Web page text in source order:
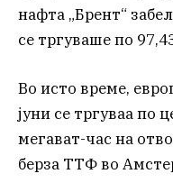
нафта „Брент“
се тргуваше по
Во исто време,
јуни се тргуваа по
мегават-час на
берза ТТФ во